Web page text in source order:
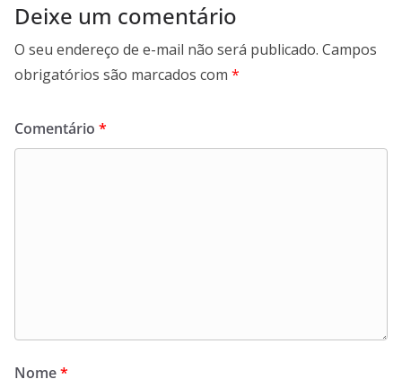
Deixe um comentário
O seu endereço de e-mail não será publicado. Campos
obrigatórios são marcados com *
Comentário *
Nome*